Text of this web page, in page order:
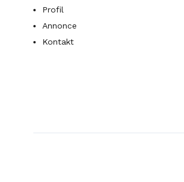
Profil
Annonce
Kontakt